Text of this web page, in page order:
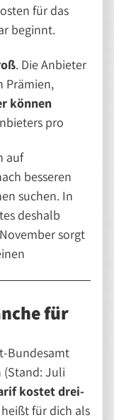
für das
beginnt.
. Die Anbieter
Prämien,
können
pro
auf
besseren
suchen. In
deshalb
sorgt
für
Bundesamt
(Stand: Juli
kostet drei-
heißt für dich als